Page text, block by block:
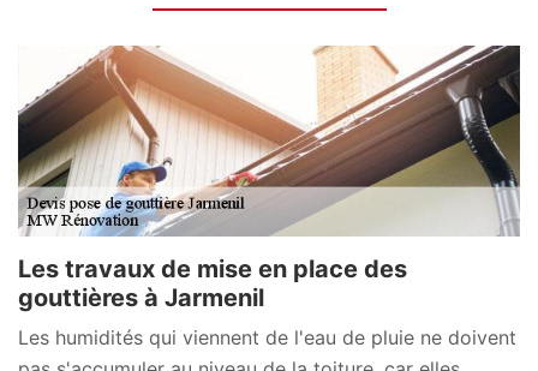
Les travaux de mise en place des
gouttières à Jarmenil
Les humidités qui viennent de l'eau de pluie ne doivent